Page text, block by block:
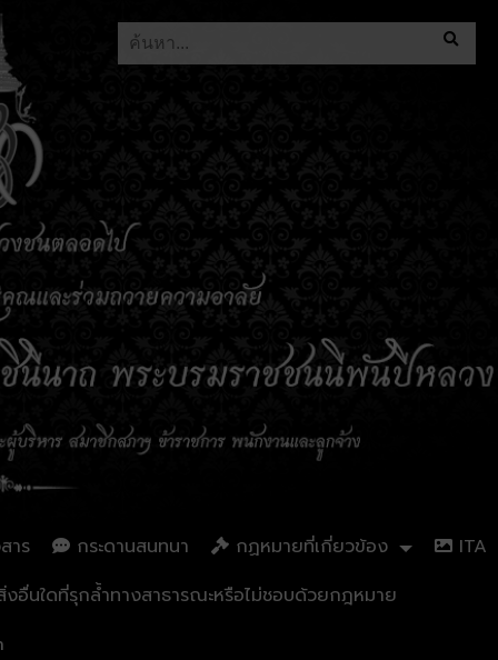
าร กระดานสนทนา กฏหมายที่เกี่ยวข้อง
ITA
อื่นใดที่รุกล้ำทางสาธารณะหรือไม่ชอบด้วยกฎหมาย